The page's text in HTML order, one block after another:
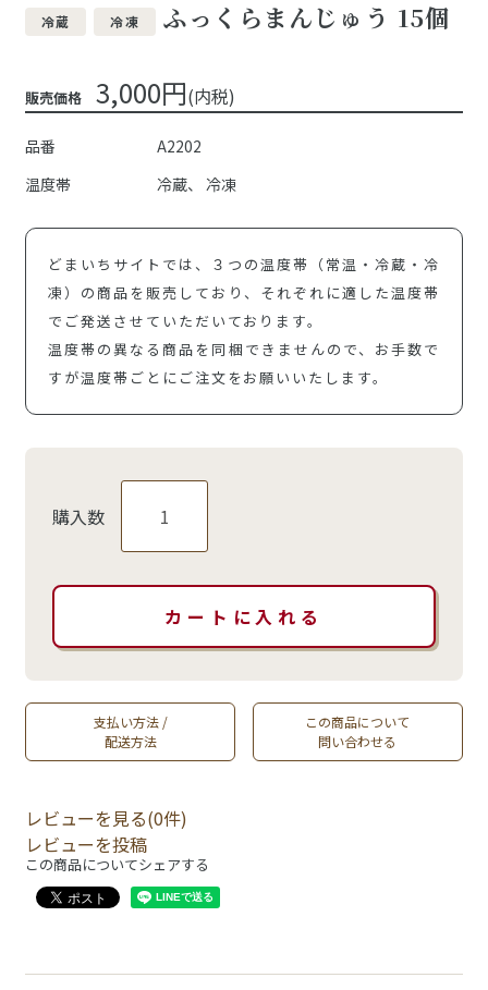
冷蔵 冷凍 ふっくらまんじゅう 15個
販売価格 3,000円(内税)
品番
A2202
温度帯
冷蔵 冷凍
どまいちサイトでは、３つの温度帯（常温・冷蔵・冷
凍）の商品を販売しており、それぞれに適した温度帯
でご発送させていただいております。
温度帯の異なる商品を同梱できませんので、お手数で
すが温度帯ごとにご注文をお願いいたします。
購入数
支払い方法 /
配送方法
この商品について
問い合わせる
レビューを見る(0件)
レビューを投稿
この商品についてシェアする